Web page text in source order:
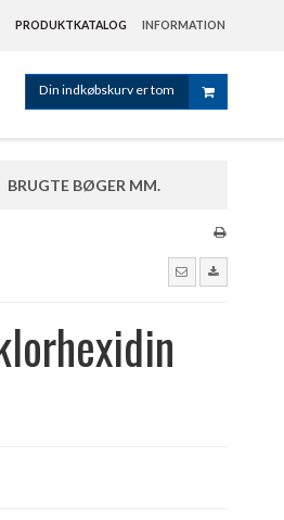
PRODUKTKATALOG INFORMATION
Din indkøbskurv er tom
BRUGTE BØGER MM.